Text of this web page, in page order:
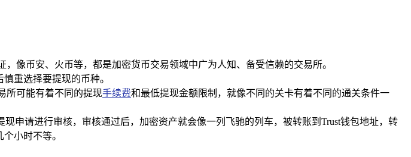
像币安、火币等，都是加密货币交易领域中广为人知、备受信赖的交易所。
重选择要提现的币种。
所可能有着不同的提现手续费和最低提现金额限制，就像不同的关卡有着不同的通关条件一
申请进行审核，审核通过后，加密资产就会像一列飞驰的列车，被转账到Trust钱包地址，转
小时不等。